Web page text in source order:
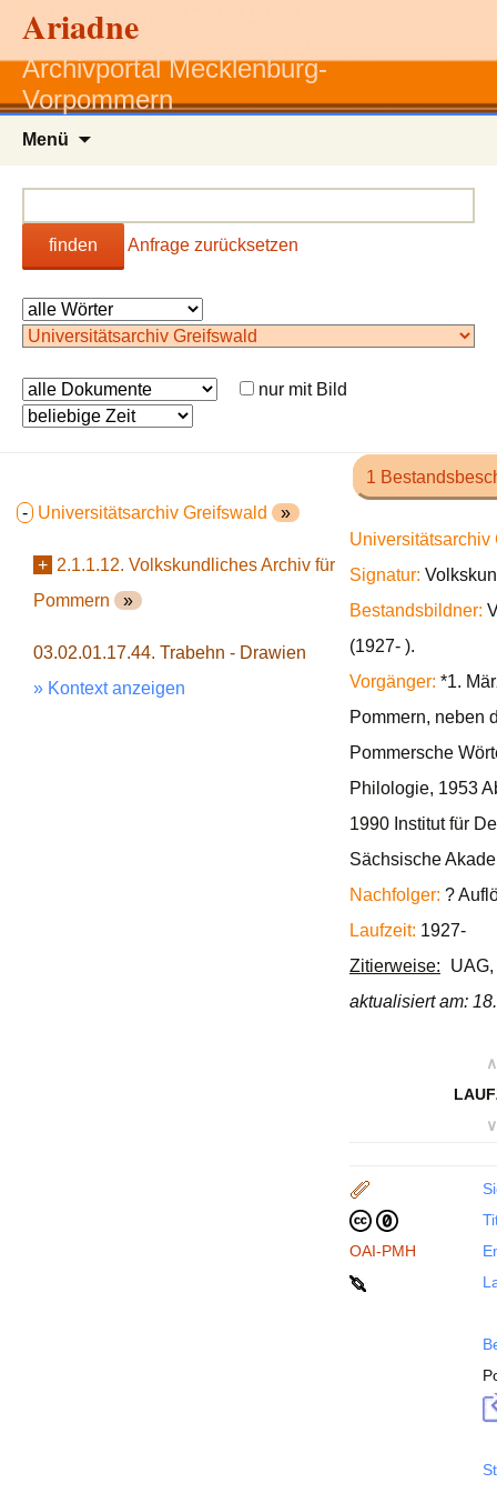
Ariadne
Archivportal Mecklenburg-
Vorpommern
Menü
finden Anfrage zurücksetzen
nur mit Bild
- Universitätsarchiv Greifswald »
+ 2.1.1.12. Volkskundliches Archiv für
Pommern »
03.02.01.17.44. Trabehn - Drawien
» Kontext anzeigen
1
Signatur:
Bestandsbildner:
(1927- ).
Vorgänger: *1.
Pommern, neben
Pommersche
Philologie, 1953
1990 Institut für
Sächsische
Nachfolger: ?
Laufzeit: 1927-
Zitierweise:
aktualisiert am:
∧
∨
OAI-PMH